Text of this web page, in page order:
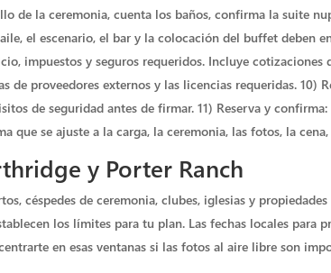
de la ceremonia, cuenta los baños, confirma la suite
el escenario, el bar y la colocación del buffet deben
impuestos y seguros requeridos. Incluye
de proveedores externos y las licencias requeridas.
de seguridad antes de firmar. 11) Reserva y
que se ajuste a la carga, la ceremonia, las fotos, la
y Porter Ranch
céspedes de ceremonia, clubes, iglesias y
los límites para tu plan. Las fechas locales
en esas ventanas si las fotos al aire libre son